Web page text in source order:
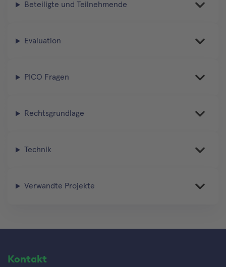
Beteiligte und Teilnehmende
Evaluation
PICO Fragen
Rechtsgrundlage
Technik
Verwandte Projekte
Kontakt